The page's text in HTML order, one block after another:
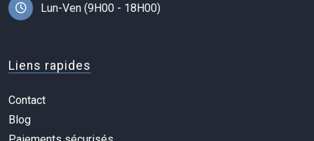
Lun-Ven (9H00 - 18H00)
Liens rapides
Contact
Blog